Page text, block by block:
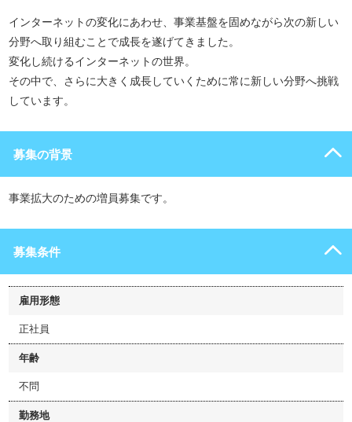
インターネットの変化にあわせ、事業基盤を固めながら次の新しい
分野へ取り組むことで成長を遂げてきました。
変化し続けるインターネットの世界。
その中で、さらに大きく成長していくために常に新しい分野へ挑戦
しています。
募集の背景
事業拡大のための増員募集です。
募集条件
雇用形態
正社員
年齢
不問
勤務地